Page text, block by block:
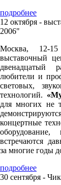
подробнее
12 октября -
2006"
Москва, 12-
выставочный
двенадцатый
любители и
световых,
технологий.
для многих не
концертные
встречаются
за многие годы
подробнее
30 сентября -